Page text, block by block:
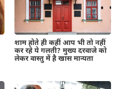
शाम होते ही कहीं आप भी तो नहीं
कर रहे ये गलती? मुख्य दरवाजे को
लेकर वास्तु में है खास मान्यता